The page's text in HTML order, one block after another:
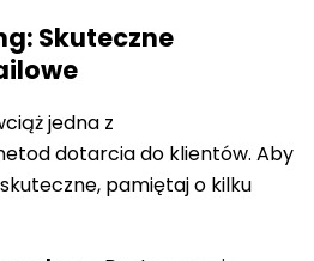
Skuteczne
jedna z
dotarcia do klientów. Aby
pamiętaj o kilku